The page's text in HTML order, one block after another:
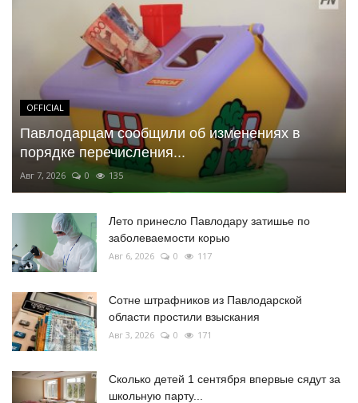
OFFICIAL
Павлодарцам сообщили об изменениях в
порядке перечисления...
Авг 7, 2026 0 135
Лето принесло Павлодару затишье по
заболеваемости корью
Авг 6, 2026 0 117
Сотне штрафников из Павлодарской
области простили взыскания
Авг 3, 2026 0 171
Сколько детей 1 сентября впервые сядут за
школьную парту...